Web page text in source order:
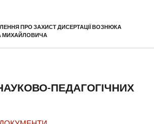
ПРО ЗАХИСТ ДИСЕРТАЦІЇ ВОЗНЮКА
МИХАЙЛОВИЧА
ПЕДАГОГІЧНИХ